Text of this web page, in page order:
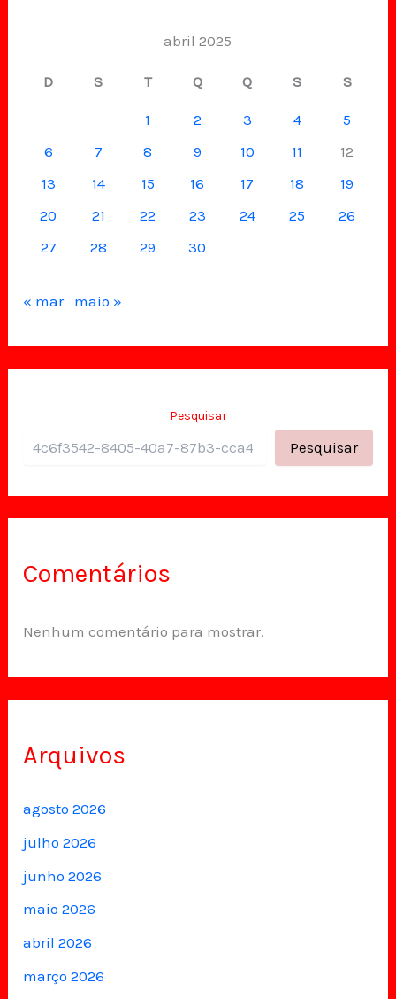
abril 2025
D S T Q Q S S
1 2 3 4
5
6
7 8 9 10 11
12
13
14 15 16 17 18
19
20
21 22 23 24 25
26
27
28 29 30
« mar maio »
Pesquisar
Pesquisar
Comentários
Nenhum comentário para mostrar.
Arquivos
agosto 2026
julho 2026
junho 2026
maio 2026
abril 2026
março 2026